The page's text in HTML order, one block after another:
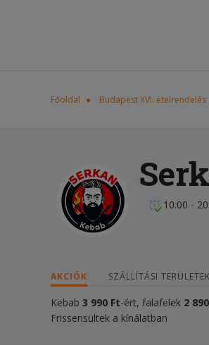
Főoldal Budapest XVI. ételrendelés
10:00 -
AKCIÓK SZÁLLÍTÁSI TERÜLETEK
Kebab 3 990 Ft-ért, falafelek 2
Frissensültek a kínálatban